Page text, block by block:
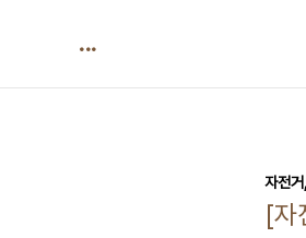
...
자전
[